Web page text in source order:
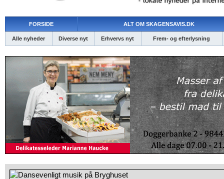
FORSIDE ALT OM SKAGENSAVIS.DK
Alle nyheder Diverse nyt Erhvervs nyt Frem- og efterlysning